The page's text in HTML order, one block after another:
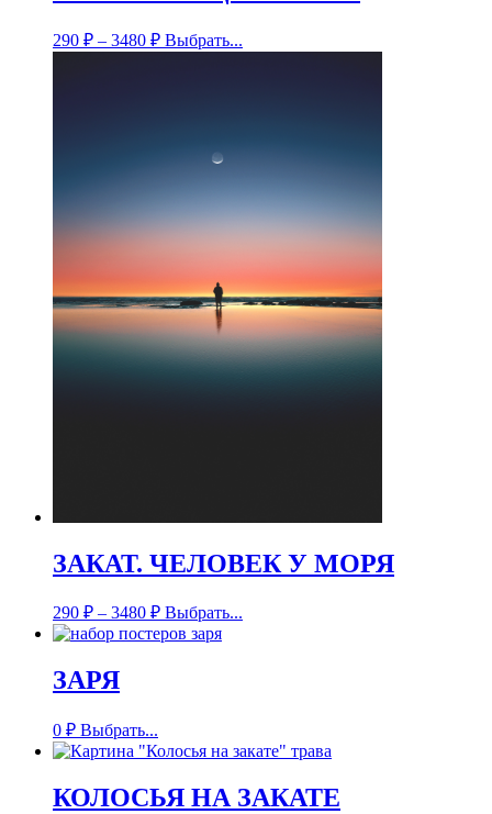
290 ₽ – 3480 ₽ Выбрать...
ЗАКАТ. ЧЕЛОВЕК У МОРЯ
290 ₽ – 3480 ₽ Выбрать...
ЗАРЯ
0 ₽ Выбрать...
КОЛОСЬЯ НА ЗАКАТЕ